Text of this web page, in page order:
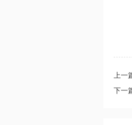
上
下一